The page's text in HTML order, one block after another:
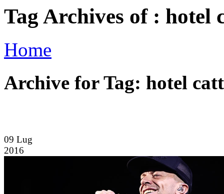
Tag Archives of : hotel
Home
Archive for Tag: hotel
09 Lug
2016